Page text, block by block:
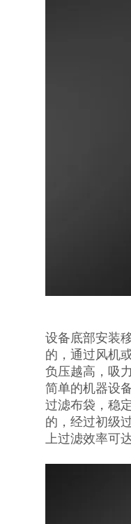
设备底部安装
的，通过风机
负压越高，吸
简单的机器设
过滤布袋，稳
的，经过初级
上过滤效率可